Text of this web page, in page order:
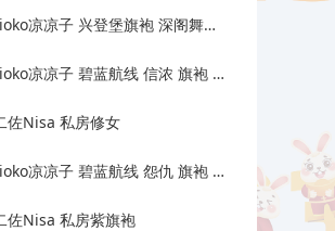
凉凉子 兴登堡旗袍 深阁舞戏
凉凉子 碧蓝航线 信浓 旗袍 相融一梦
佐Nisa 私房修女
凉子 碧蓝航线 怨仇 旗袍 杯盏盈芳华
佐Nisa 私房紫旗袍